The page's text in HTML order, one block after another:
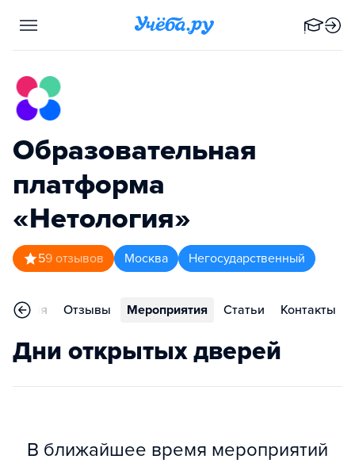
Образовательная
платформа
«Нетология»
59 отзывов Москва Негосударственный
Отзывы Мероприятия Статьи Контакты
Дни открытых дверей
В ближайшее время мероприятий